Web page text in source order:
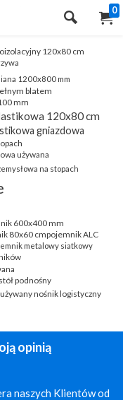
0
120x80 cm
1200x800 mm
blatem
mm
120x80 cm
gniazdowa
używana
na stopach
600x400 mm
80x60 cmpojemnik ALC
metalowy siatkowy
stół podnośny
używany nośnik logistyczny
opinią
naszych Klientów od